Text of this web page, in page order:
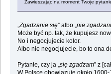
Zawieszając na moment Twoje
Zgadzanie się” albo „ nie
Może być np. tak, że kupujesz
No i negocjujecie kolor.
Albo nie negocjujecie, bo to ona
Pytanie, czy ja „ się zgadzam” z
W Polsce obowiązuje około 1600-